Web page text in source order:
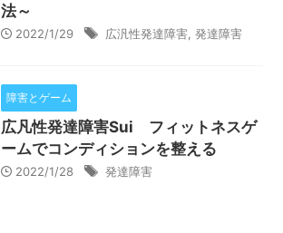
法～
2022/1/29 広汎性発達障害 ,発達障害
障害とゲーム
広凡性発達障害Sui フィットネスゲ
ームでコンディションを整える
2022/1/28 発達障害